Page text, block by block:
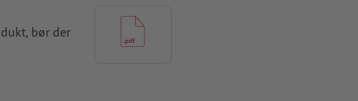
bør der